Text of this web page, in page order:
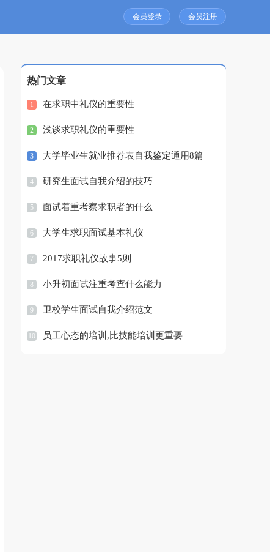
会员登录 会员注册
热门文章
1 在求职中礼仪的重要性
2 浅谈求职礼仪的重要性
3 大学毕业生就业推荐表自我鉴定通用8篇
4 研究生面试自我介绍的技巧
5 面试着重考察求职者的什么
6 大学生求职面试基本礼仪
7 2017求职礼仪故事5则
8 小升初面试注重考查什么能力
9 卫校学生面试自我介绍范文
10 员工心态的培训,比技能培训更重要